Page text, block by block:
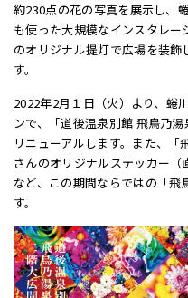
約230点の花の写真を展示し、
も使った大規模なインスタレ
のオリジナル提灯で広場を装
す。
2022年2月１日（火）より、蜷
ンで、「道後温泉別館 飛鳥乃
リニューアルします。また、
さんのオリジナルステッカー
など、この期間ならではの「飛
す。